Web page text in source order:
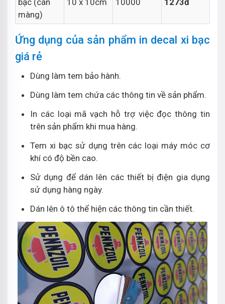
màng)
Ứng dụng của sản phẩm in decal xi bạc
giá rẻ
Dùng làm tem bảo hành.
Dùng làm tem chứa các thông tin về sản phẩm.
In các loại mã vạch hỗ trợ việc đọc thông tin
trên sản phẩm khi mua hàng.
Tem xi bạc sử dụng trên các loại máy móc cơ
khí có độ bền cao.
Sử dụng để dán lên các thiết bị điện gia dụng
sử dụng hàng ngày.
Dán lên ô tô thể hiện các thông tin cần thiết.